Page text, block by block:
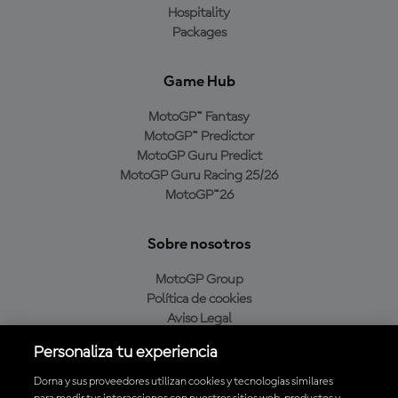
Hospitality
Packages
Game Hub
MotoGP™ Fantasy
MotoGP™ Predictor
MotoGP Guru Predict
MotoGP Guru Racing 25/26
MotoGP™26
Sobre nosotros
MotoGP Group
Política de cookies
Aviso Legal
Política de compra
Personaliza tu experiencia
Dorna y sus proveedores utilizan cookies y tecnologías similares